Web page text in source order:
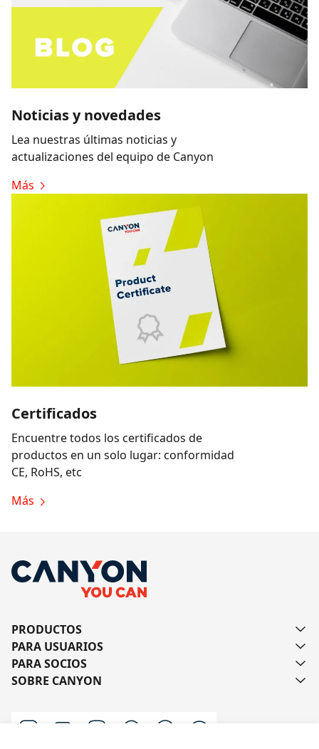
Noticias y novedades
Lea nuestras últimas noticias y
actualizaciones del equipo de Canyon
Más
Certificados
Encuentre todos los certificados de
productos en un solo lugar: conformidad
CE, RoHS, etc
Más
PRODUCTOS
PARA USUARIOS
PARA SOCIOS
SOBRE CANYON